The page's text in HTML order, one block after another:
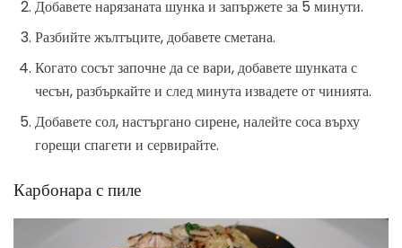
Добавете нарязаната шунка и запържете за 5 минути.
Разбийте жълтъците, добавете сметана.
Когато сосът започне да се вари, добавете шунката с
чесън, разбъркайте и след минута извадете от чинията.
Добавете сол, настъргано сирене, налейте соса върху
горещи спагети и сервирайте.
Карбонара с пиле